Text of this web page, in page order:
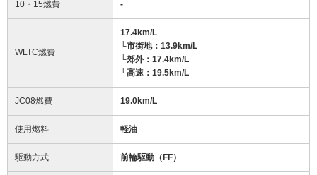
10・15燃費 -
WLTC燃費
17.4km/L
└市街地：13.9km/L
└郊外：17.4km/L
└高速：19.5km/L
JC08燃費 19.0km/L
使用燃料 軽油
駆動方式 前輪駆動（FF）